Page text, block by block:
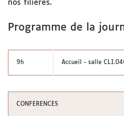
nos filières.
Programme de la
9h Accueil - salle
CONFERENCES